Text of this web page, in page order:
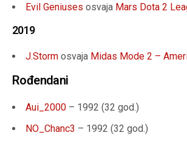
Evil Geniuses osvaja Mars Dota 2
2019
J.Storm osvaja Midas Mode 2 –
Rođendani
Aui_2000 – 1992 (32 god.)
NO_Chanc3 – 1992 (32 god.)